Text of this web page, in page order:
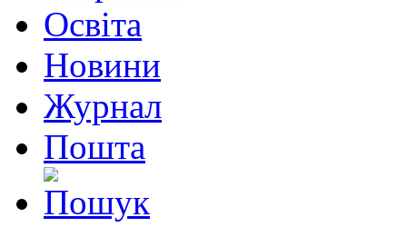
Освіта
Новини
Журнал
Пошта